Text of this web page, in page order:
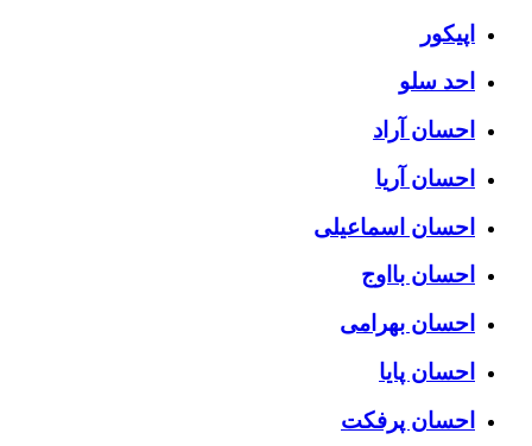
اپیکور
احد سلو
احسان آراد
احسان آریا
احسان اسماعیلی
احسان بااوج
احسان بهرامی
احسان پایا
احسان پرفکت